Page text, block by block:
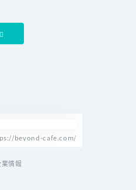
beyond-cafe.com/
情報